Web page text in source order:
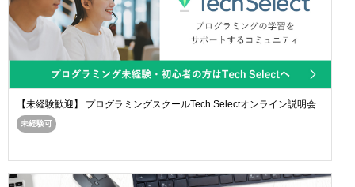
【未経験歓迎】 プログラミングスクールTech Selectオンライン説明会
未経験可